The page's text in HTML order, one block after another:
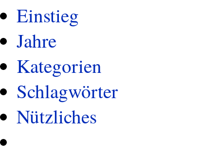
Einstieg
Jahre
Kategorien
Schlagwörter
Nützliches